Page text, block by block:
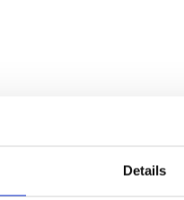
Details
- DAV Design